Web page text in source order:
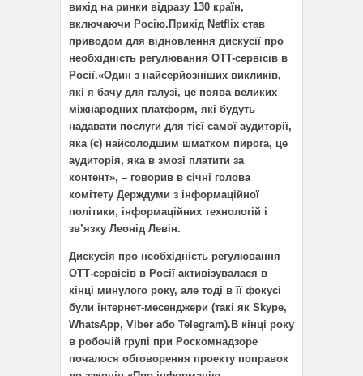
вихід на ринки відразу 130 країн,
включаючи Росію.Прихід Netflix став
приводом для відновлення дискусії про
необхідність регулювання OTT-сервісів в
Росії.«Один з найсерйозніших викликів,
які я бачу для галузі, це поява великих
міжнародних платформ, які будуть
надавати послуги для тієї самої аудиторії,
яка (є) найсолодшим шматком пирога, це
аудиторія, яка в змозі платити за
контент», – говорив в січні голова
комітету Держдуми з інформаційної
політики, інформаційних технологій і
зв’язку Леонід Левін.
Дискусія про необхідність регулювання
ОТТ-сервісів в Росії активізувалася в
кінці минулого року, але тоді в її фокусі
були інтернет-месенджери (такі як Skype,
WhatsApp, Viber або Telegram).В кінці року
в робочій групі при Роскомнадзоре
почалося обговорення проекту поправок